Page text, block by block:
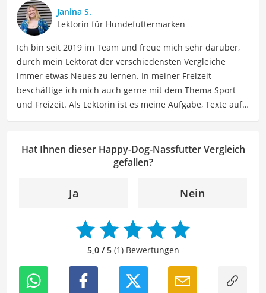
über Beauty- sowie Pflegeprodukte, Gesundheitsartikel,
Haushaltswaren und vieles mehr. Meine Beiträge
umfassen Produktvergleiche, Tipps, Trends und
Empfehlungen, um Lesern dabei zu helfen, die besten
Produkte für ihre Bedürfnisse zu finden sowie sowohl ihre
Schönheits- als auch Pflegeroutine zu optimieren.
Der Happy-Dog-Nassfutter-Vergleich ist aus unserer Sicht
besonders empfehlenswert fürHunde-Besitzer .
Janina S.
Lektorin für Hundefuttermarken
Ich bin seit 2019 im Team und freue mich sehr darüber,
durch mein Lektorat der verschiedensten Vergleiche
immer etwas Neues zu lernen. In meiner Freizeit
beschäftige ich mich auch gerne mit dem Thema Sport
und Freizeit. Als Lektorin ist es meine Aufgabe, Texte auf
Autoren dabei zu helfen, ihre Botschaften klar und
effektiv zu kommunizieren. Durch meine Leidenschaft für
Interessen, bringe ich frische Perspektiven sowie neue
dass die Texte sowohl qualitativ hochwertig als auch
ansprechend sind.
Hat Ihnen dieser Happy-Dog-Nassfutter Vergleich
gefallen?
Ja Nein
5,0 / 5(1) Bewertungen